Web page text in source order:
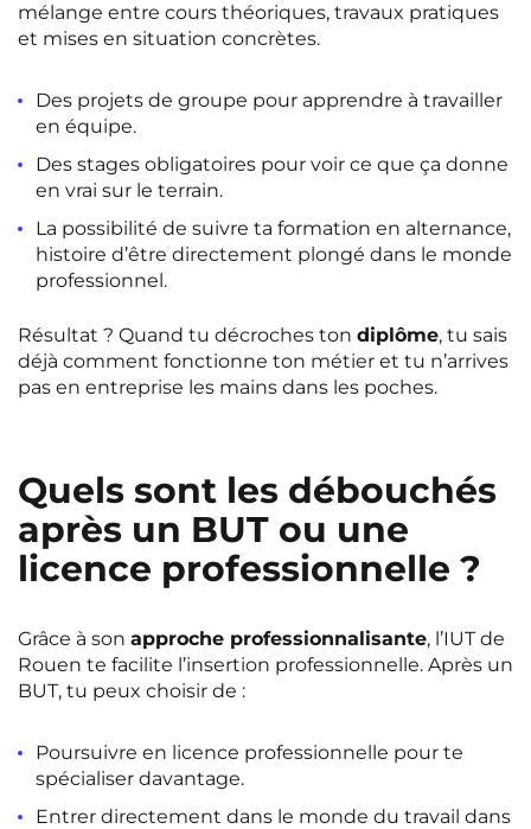
mélange entre cours théoriques, travaux pratiques
et mises en situation concrètes.
Des projets de groupe pour apprendre à travailler
en équipe.
Des stages obligatoires pour voir ce que ça donne
en vrai sur le terrain.
La possibilité de suivre ta formation en alternance,
histoire d’être directement plongé dans le monde
professionnel.
Résultat ? Quand tu décroches ton diplôme, tu sais
déjà comment fonctionne ton métier et tu n’arrives
pas en entreprise les mains dans les poches.
Quels sont les débouchés
après un BUT ou une
licence professionnelle ?
Grâce à son approche professionnalisante, l’IUT de
Rouen te facilite l’insertion professionnelle. Après un
BUT, tu peux choisir de :
Poursuivre en licence professionnelle pour te
spécialiser davantage.
Entrer directement dans le monde du travail dans